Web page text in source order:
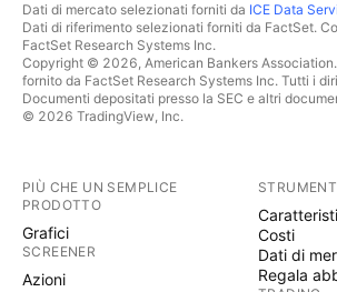
Dati di mercato selezionati forniti da ICE Data
Dati di riferimento selezionati forniti da FactSet.
FactSet Research Systems Inc.
Copyright © 2026, American Bankers
fornito da FactSet Research Systems Inc. Tutti i
Documenti depositati presso la SEC e altri
© 2026 TradingView, Inc.
PIÙ CHE UN SEMPLICE
PRODOTTO
Grafici
SCREENER
Azioni
Costi
Dati di
Regala